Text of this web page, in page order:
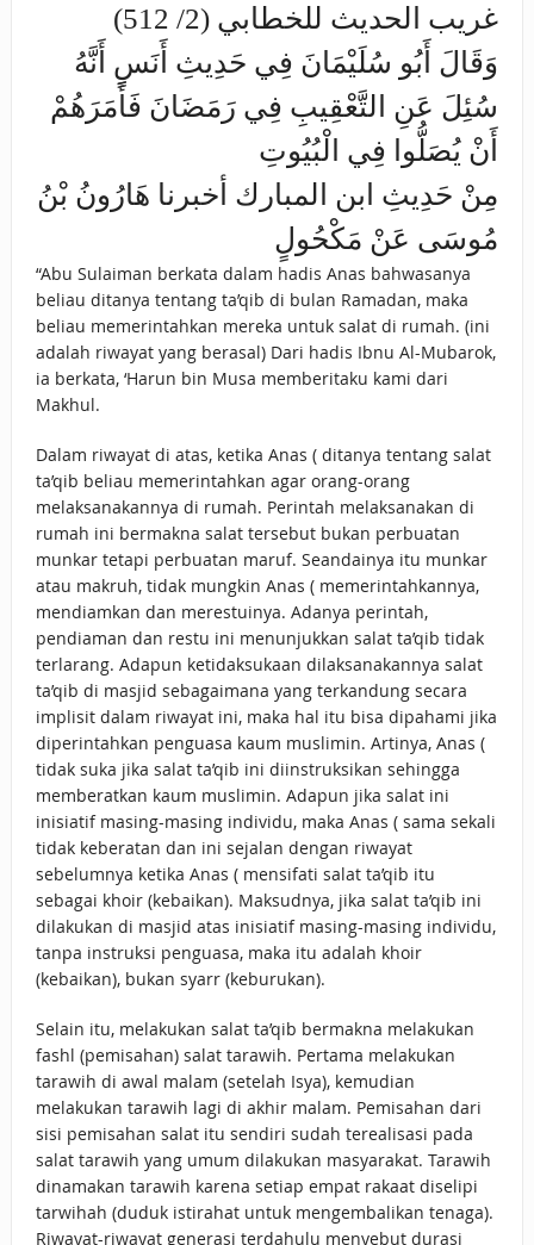
غريب الحديث للخطابي (2/ 512)
وَقَالَ أَبُو سُلَيْمَانَ فِي حَدِيثِ أَنَسٍ أَنَّهُ
سُئِلَ عَنِ التَّعْقِيبِ فِي رَمَضَانَ فَأَمَرَهُمْ
أَنْ يُصَلُّوا فِي الْبُيُوتِ
مِنْ حَدِيثِ ابن المبارك أخبرنا هَارُونُ بْنُ
مُوسَى عَنْ مَكْحُولٍ
“Abu Sulaiman berkata dalam hadis Anas bahwasanya
beliau ditanya tentang ta’qib di bulan Ramadan, maka
beliau memerintahkan mereka untuk salat di rumah. (ini
adalah riwayat yang berasal) Dari hadis Ibnu Al-Mubarok,
ia berkata, ‘Harun bin Musa memberitaku kami dari
Makhul.
Dalam riwayat di atas, ketika Anas ( ditanya tentang salat
ta’qib beliau memerintahkan agar orang-orang
melaksanakannya di rumah. Perintah melaksanakan di
rumah ini bermakna salat tersebut bukan perbuatan
munkar tetapi perbuatan maruf. Seandainya itu munkar
atau makruh, tidak mungkin Anas ( memerintahkannya,
mendiamkan dan merestuinya. Adanya perintah,
pendiaman dan restu ini menunjukkan salat ta’qib tidak
terlarang. Adapun ketidaksukaan dilaksanakannya salat
ta’qib di masjid sebagaimana yang terkandung secara
implisit dalam riwayat ini, maka hal itu bisa dipahami jika
diperintahkan penguasa kaum muslimin. Artinya, Anas (
tidak suka jika salat ta’qib ini diinstruksikan sehingga
memberatkan kaum muslimin. Adapun jika salat ini
inisiatif masing-masing individu, maka Anas ( sama sekali
tidak keberatan dan ini sejalan dengan riwayat
sebelumnya ketika Anas ( mensifati salat ta’qib itu
sebagai khoir (kebaikan). Maksudnya, jika salat ta’qib ini
dilakukan di masjid atas inisiatif masing-masing individu,
tanpa instruksi penguasa, maka itu adalah khoir
(kebaikan), bukan syarr (keburukan).
Selain itu, melakukan salat ta’qib bermakna melakukan
fashl (pemisahan) salat tarawih. Pertama melakukan
tarawih di awal malam (setelah Isya), kemudian
melakukan tarawih lagi di akhir malam. Pemisahan dari
sisi pemisahan salat itu sendiri sudah terealisasi pada
salat tarawih yang umum dilakukan masyarakat. Tarawih
dinamakan tarawih karena setiap empat rakaat diselipi
tarwihah (duduk istirahat untuk mengembalikan tenaga).
Riwayat-riwayat generasi terdahulu menyebut durasi